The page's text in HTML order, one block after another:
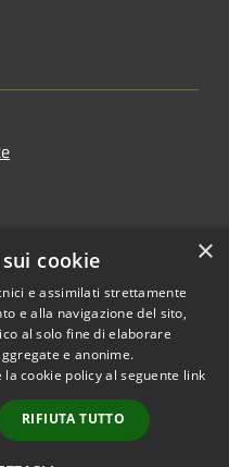
Copyright © 2026 • Comune di
Villanova del Battista •
Powered byMunicipium
Accesso redazione
×
cookie
e assimilati strettamente
e alla navigazione del sito,
al solo fine di elaborare
e anonime.
cookie policy al seguente link
RIFIUTA TUTTO